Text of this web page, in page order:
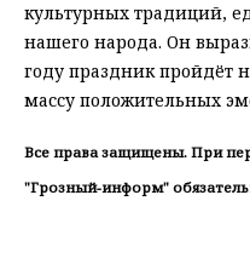
культурных традиций,
нашего народа. Он
году праздник пройдёт
массу положительных
Все права защищены. При
"Грозный-информ"